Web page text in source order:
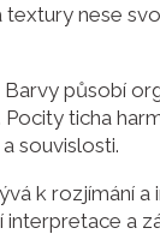
nese
působí
ticha
souvislosti.
k rozjímání a
a